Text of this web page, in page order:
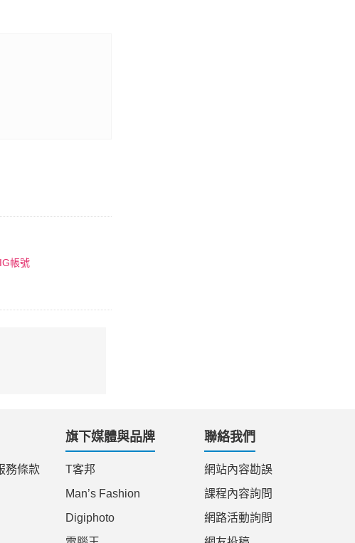
IG帳號
務條款
旗下媒體與品牌
T客邦
Man’s Fashion
Digiphoto
聯絡我們
網站內容勘誤
課程內容詢問
網路活動詢問